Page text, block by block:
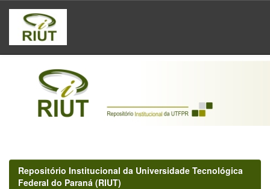
Skip
navigation
Repositório Institucional da Universidade Tecnológica
Federal do Paraná (RIUT)